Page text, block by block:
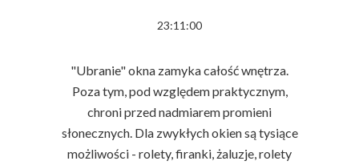
23:11:00
"Ubranie" okna zamyka całość wnętrza.
Poza tym, pod względem praktycznym,
chroni przed nadmiarem promieni
słonecznych. Dla zwykłych okien są tysiące
możliwości - rolety, firanki, żaluzje, rolety